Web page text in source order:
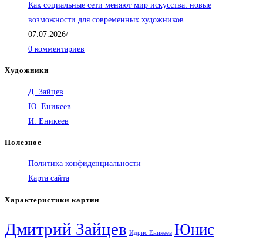
Как социальные сети меняют мир искусства: новые
возможности для современных художников
07.07.2026/
0 комментариев
Художники
Д. Зайцев
Ю. Еникеев
И. Еникеев
Полезное
Политика конфиденциальности
Карта сайта
Характеристики картин
Дмитрий Зайцев Идрис Еникеев Юнис